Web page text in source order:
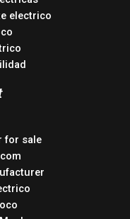
electrico
for sale